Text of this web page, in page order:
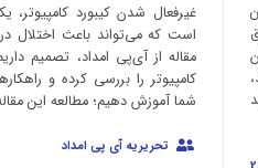
غیرفعال شدن کیبورد کامپیوتر،
است که می‌تواند باعث اختلال
مقاله از آی‌پی امداد، تصمیم
کامپیوتر را بررسی کرده و
شما آموزش دهیم؛ مطالعه این
تحریریه آی پی امداد